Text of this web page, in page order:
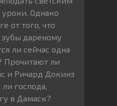
Однако
от того, что
дареному
ли сейчас одна
Прочитают ли
и Ричард Докинз
господа,
в Дамаск?